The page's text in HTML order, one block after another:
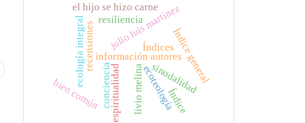
recensiones información autores
livio melina
conciencia
julio luis martínez
ecoteología
ecología integral
bien común
Índice general
sinodalidad
el hijo se hizo carne
Índice
resiliencia
espiritualidad
Índices